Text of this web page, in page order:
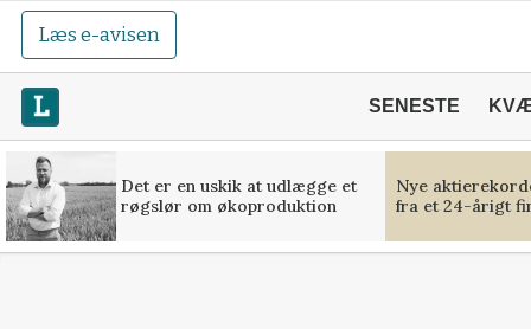
Læs e-avisen
SENESTE
Det er en uskik at udlægge et
røgslør om økoproduktion
Nye
fra et 24-årigt